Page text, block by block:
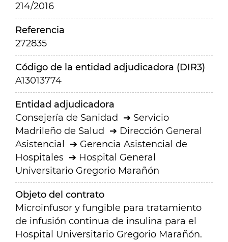
214/2016
Referencia
272835
Código de la entidad adjudicadora (DIR3)
A13013774
Entidad adjudicadora
Consejería de Sanidad
Servicio
Madrileño de Salud
Dirección General
Asistencial
Gerencia Asistencial de
Hospitales
Hospital General
Universitario Gregorio Marañón
Objeto del contrato
Microinfusor y fungible para tratamiento
de infusión continua de insulina para el
Hospital Universitario Gregorio Marañón.